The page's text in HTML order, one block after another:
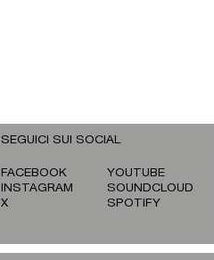
SEGUICI SUI SOCIAL
FACEBOOK
INSTAGRAM
X
YOUTUBE
SOUNDCLOUD
SPOTIFY